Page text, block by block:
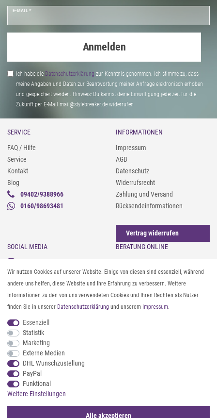
E-MAIL *
Anmelden
Ich habe die Daten­schutz­erklärung zur Kenntnis genommen. Ich stimme zu, dass
meine Angaben und Daten zur Beantwortung meiner Anfrage elektronisch erhoben
und gespeichert werden. Hinweis: Du kannst deine Einwilligung jederzeit für die
Zukunft per E-Mail mail@stylebreaker.de widerrufen
SERVICE
FAQ / Hilfe
Service
Kontakt
Blog
09402/9388966
0160/98693481
INFORMATIONEN
Impressum
AGB
Datenschutz
Widerrufsrecht
Zahlung und Versand
Rücksendeinformationen
Vertrag widerrufen
SOCIAL MEDIA
Instagram
Facebook
Pinterest
Twitter
Youtube
Threads
BERATUNG ONLINE
Gürtel messen & kürzen
Sonnenbrillen & UV-Schutz
Textilpflege
Textil- und Material-Guide
Geldbörse richtig organisieren
ZAHLUNG & VERSAND
Wir nutzen Cookies auf unserer Website. Einige von diesen sind essenziell, während
andere uns helfen, diese Website und Ihre Erfahrung zu verbessern. Weitere
Informationen zu den von uns verwendeten Cookies und Ihren Rechten als Nutzer
finden Sie in unserer Daten­schutz­erklärung und unserem Impressum.
Essenziell
Statistik
Marketing
Externe Medien
DHL Wunschzustellung
PayPal
Funktional
Weitere Einstellungen
Alle akzeptieren